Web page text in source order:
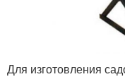
Для изготовления